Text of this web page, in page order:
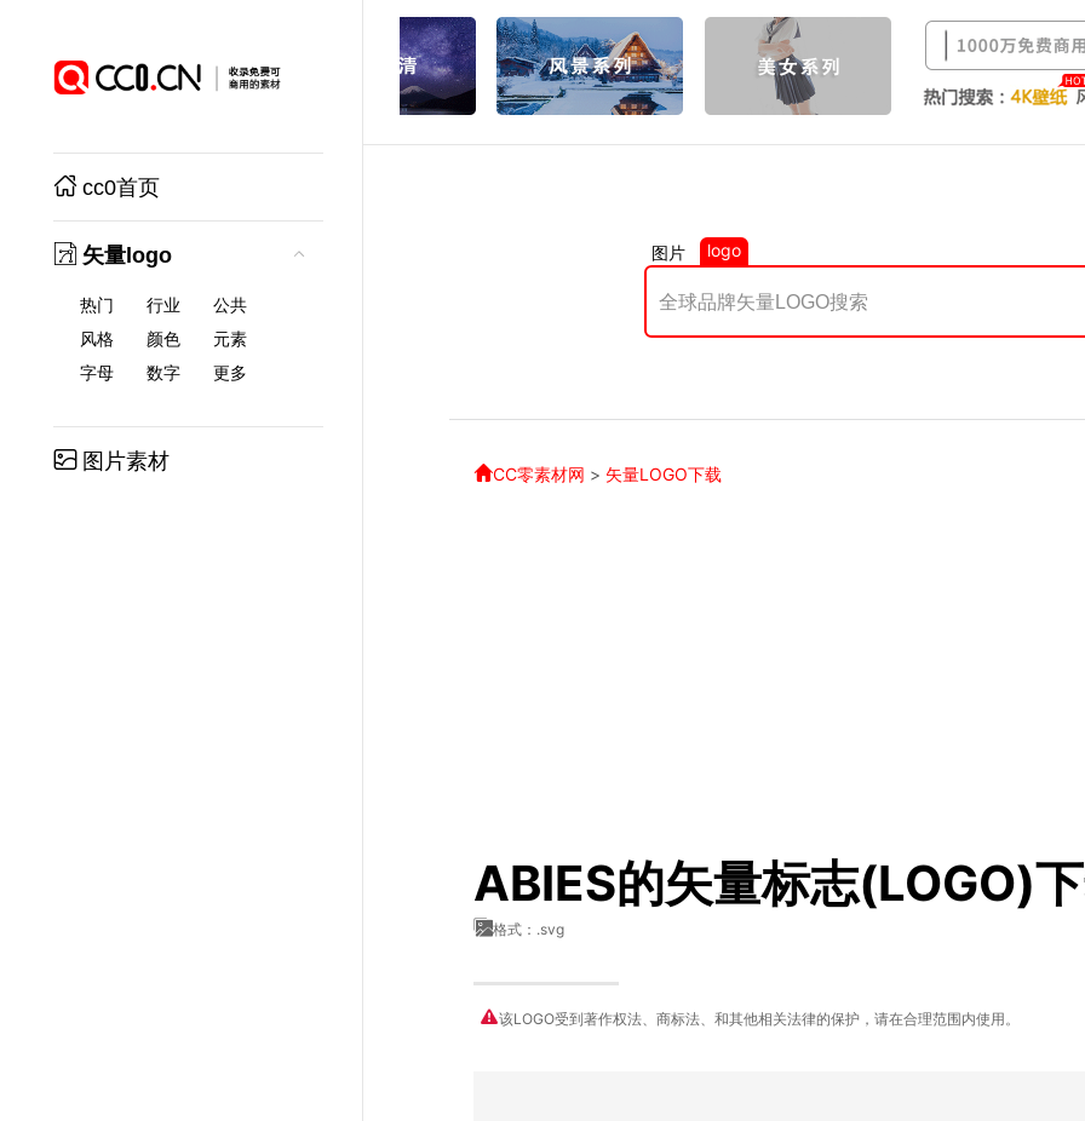
cc0首页
矢量logo
热门 行业
公共
风格
颜色
元素
字母
数字 更多
图片素材
图片 logo
CC零素材网 > 矢量LOGO下载
ABIES的矢量标志(LOGO)
格式：.svg
该LOGO受到著作权法、商标法、和其他相关法律的保护，请在合理范围内使用。